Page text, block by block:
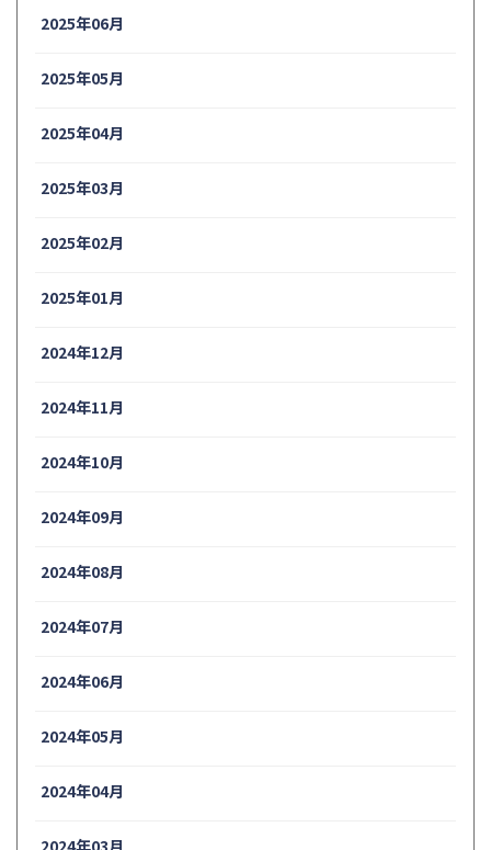
2025年06月
2025年05月
2025年04月
2025年03月
2025年02月
2025年01月
2024年12月
2024年11月
2024年10月
2024年09月
2024年08月
2024年07月
2024年06月
2024年05月
2024年04月
2024年03月